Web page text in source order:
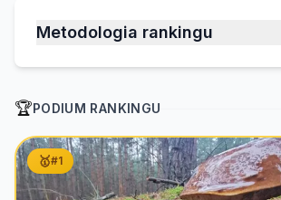
Metodologia rankingu
🏆PODIUM RANKINGU
🥇#1